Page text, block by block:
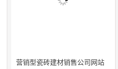
营销型瓷砖建材销售公司网站